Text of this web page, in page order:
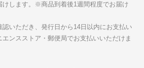
けします。※商品到着後1週間程度でお届け
いただき、発行日から14日以内にお支払い
ンスストア・郵便局でお支払いいただけま